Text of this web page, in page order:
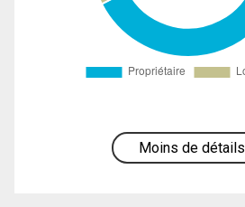
Moins de détails